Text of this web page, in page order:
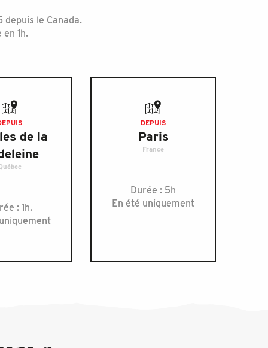
le Canada.
1h.
de la
: 1h.
DEPUIS
Paris
France
Durée : 5h
En été uniquement